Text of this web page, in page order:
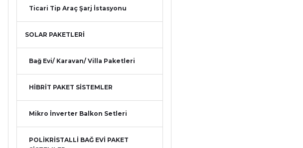
Ticari Tip Araç Şarj İstasyonu
SOLAR PAKETLERİ
Bağ Evi/ Karavan/ Villa Paketleri
HİBRİT PAKET SİSTEMLER
Mikro İnverter Balkon Setleri
POLİKRİSTALLİ BAĞ EVİ PAKET